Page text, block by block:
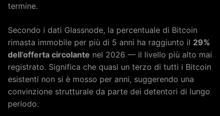
termine.
Secondo i dati Glassnode, la percentuale di Bitcoin
rimasta immobile per più di 5 anni ha raggiunto il 29%
dell’offerta circolante nel 2026 — il livello più alto mai
registrato. Significa che quasi un terzo di tutti i Bitcoin
esistenti non si è mosso per anni, suggerendo una
convinzione strutturale da parte dei detentori di lungo
periodo.